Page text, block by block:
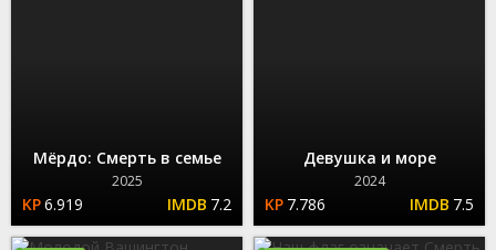
Мёрдо: Смерть в семье
2025
6.919 7.2
Девушка и море
2024
7.786 7.5